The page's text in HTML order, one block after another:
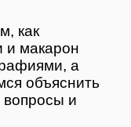
как
и макарон
а
объяснить
вопросы и